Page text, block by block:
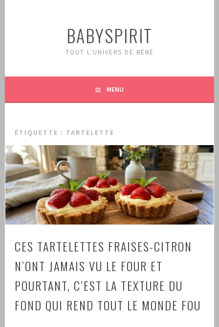
BABYSPIRIT
TOUT L'UNIVERS DE BÉBÉ
MENU
ÉTIQUETTE : TARTELETTE
CES TARTELETTES FRAISES-CITRON
N’ONT JAMAIS VU LE FOUR ET
POURTANT, C’EST LA TEXTURE DU
FOND QUI REND TOUT LE MONDE FOU